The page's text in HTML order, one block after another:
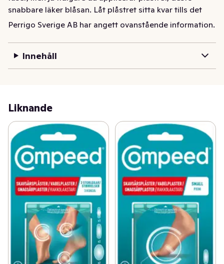
snabbare läker blåsan. Låt plåstret sitta kvar tills det
faller bort av sig själv. Vattentätt.    OMEDELBAR
från skoskav och ger skön tryckavlastning,     SNABB
LÄKNING  Ett formpassande, vattentät och
andningsbart plåster som håller naturlig fukt inne och
med din rörelse när du rör på dig.   Sitter på plats i flera
Genomskinligt och diskret plåster.
Perrigo Sverige AB har angett ovanstående information.
Innehåll
Liknande